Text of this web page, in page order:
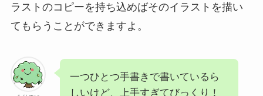
ラストのコピーを持ち込めばそのイラストを描い
てもらうことができますよ。
一つひとつ手書きで書いているら
しいけど、上手すぎてびっくり！